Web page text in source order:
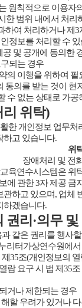
원칙적으로 이용자
한 범위 내에서 처리
하여 처리하거나 제
정보를 처리할 수
및 공개에 동의한
되는 경우
의 이행을 위하여 필
동의를 받는 것이 현
수 없는 상태로 가
리 위탁)
한 개인정보 업무처
하고 있습니다.
위
장애처리 및 전
육연수시스템은 위
에 관한 3자 제공 금
하고 있으며, 업체
하겠습니다.
권리·의무
같은 권리를 행사
리터가상연수원에
35조(개인정보의
람 요구 시 법 제35
거나 제한되는 경우
할 우려가 있거나